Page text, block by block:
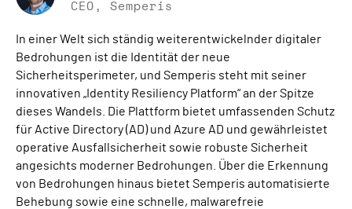
CEO, Semperis
In einer Welt sich ständig weiterentwickelnder digitaler
Bedrohungen ist die Identität der neue
Sicherheitsperimeter, und Semperis steht mit seiner
innovativen „Identity Resiliency Platform“ an der Spitze
dieses Wandels. Die Plattform bietet umfassenden Schutz
für Active Directory (AD) und Azure AD und gewährleistet
operative Ausfallsicherheit sowie robuste Sicherheit
angesichts moderner Bedrohungen. Über die Erkennung
von Bedrohungen hinaus bietet Semperis automatisierte
Behebung sowie eine schnelle, malwarefreie